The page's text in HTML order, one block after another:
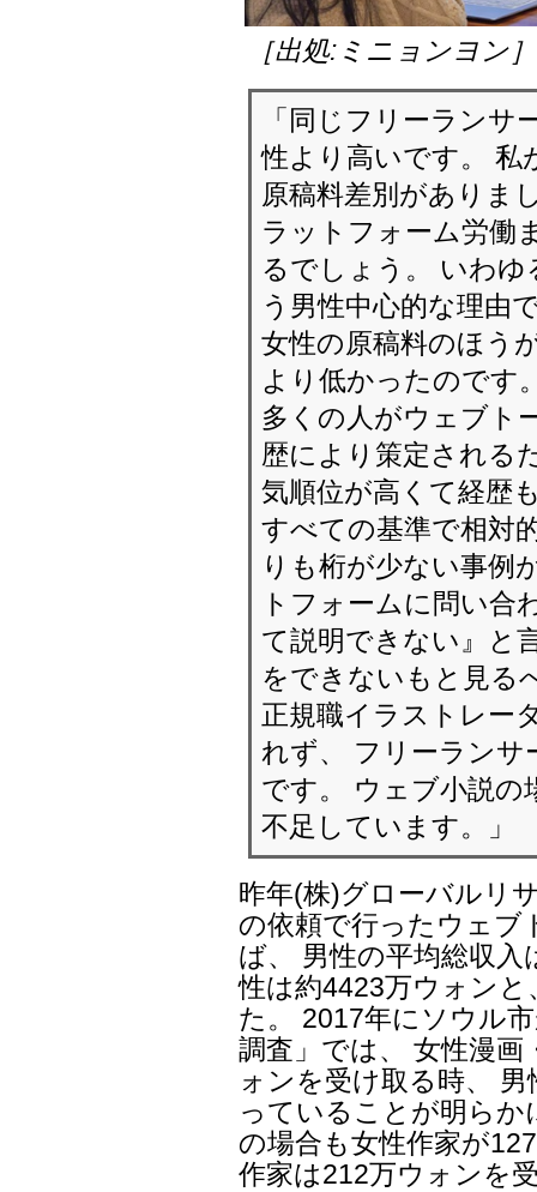
［出処:ミニョンヨン］
「同じフリーランサ
性より高いです。 私
原稿料差別がありま
ラットフォーム労働
るでしょう。 いわ
う男性中心的な理由
女性の原稿料のほう
より低かったのです
多くの人がウェブト
歴により策定される
気順位が高くて経歴
すべての基準で相対
りも桁が少ない事例
トフォームに問い合
て説明できない』と
をできないもと見る
正規職イラストレー
れず、 フリーランサ
です。 ウェブ小説の
不足しています。」
昨年(株)グローバルリ
の依頼で行ったウェブ
ば、 男性の平均総収
性は約4423万ウォン
た。 2017年にソウル
調査」では、 女性漫
ォンを受け取る時、
っていることが明ら
の場合も女性作家が
作家は212万ウォンを